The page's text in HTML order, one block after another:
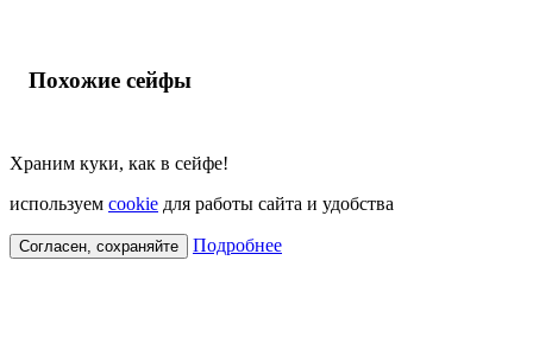
Похожие сейфы
Храним куки, как в сейфе!
используем cookie для работы сайта и удобства
Согласен, сохраняйте Подробнее